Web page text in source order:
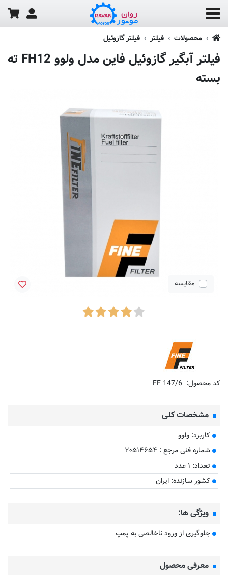
محصولات فیلتر فیلتر گازوئیل
فیلتر آبگیر گازوئیل فاین مدل ولوو FH12 ته
بسته
مقایسه
کد محصول: FF 147/6
مشخصات کلی
کاربرد: ولوو
​شماره فنی مرجع : ۲۰۵۱۴۶۵۴
تعداد: ۱ عدد
کشور سازنده: ایران
ویژگی ها:
جلوگیری از ورود ناخالصی به پمپ
معرفی محصول